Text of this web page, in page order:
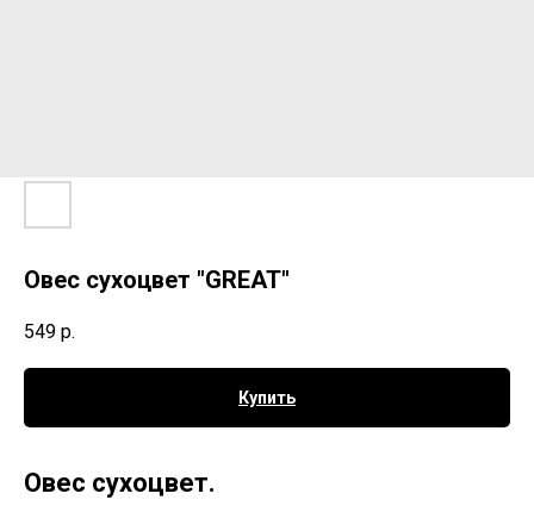
Овес сухоцвет "GREAT"
549 р.
Купить
Овес сухоцвет.